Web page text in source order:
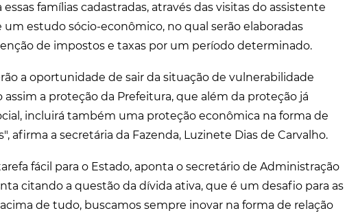
famílias cadastradas, através das visitas do assistente
estudo sócio-econômico, no qual serão elaboradas
de impostos e taxas por um período determinado.
a oportunidade de sair da situação de vulnerabilidade
a proteção da Prefeitura, que além da proteção já
incluirá também uma proteção econômica na forma de
afirma a secretária da Fazenda, Luzinete Dias de Carvalho.
fácil para o Estado, aponta o secretário de Administração
citando a questão da dívida ativa, que é um desafio para as
de tudo, buscamos sempre inovar na forma de relação